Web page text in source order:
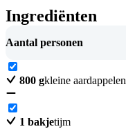
Ingrediënten
Aantal personen
800 gkleine aardappelen
1 bakjetijm